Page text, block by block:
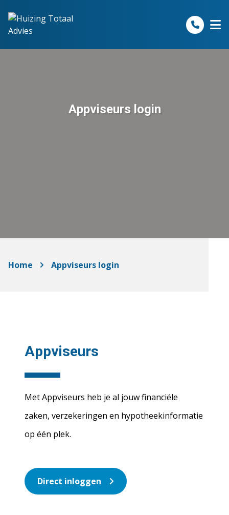
Appviseurs login
Home Appviseurs login
Appviseurs
Met Appviseurs heb je al jouw financiële
zaken, verzekeringen en hypotheekinformatie
op één plek.
Direct inloggen